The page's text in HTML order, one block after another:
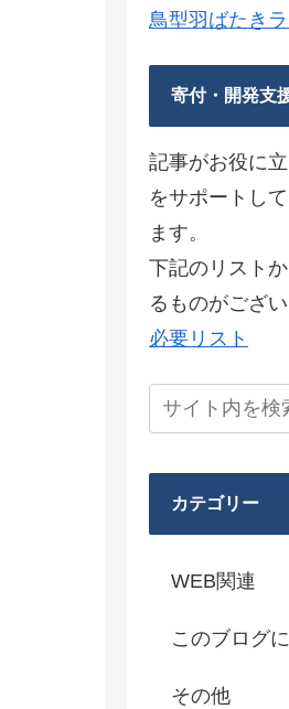
鳥型羽ばたき
寄付・開発支
記事がお役に
をサポートし
ます。
下記のリスト
るものがござ
必要リスト
カテゴリー
WEB関連
このブログ
その他